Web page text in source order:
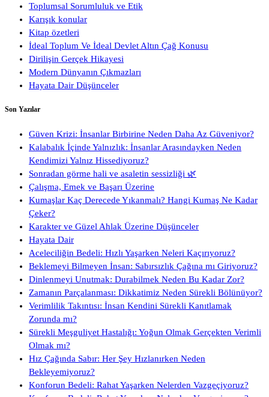
Toplumsal Sorumluluk ve Etik
Karışık konular
Kitap özetleri
İdeal Toplum Ve İdeal Devlet Altın Çağ Konusu
Dirilişin Gerçek Hikayesi
Modern Dünyanın Çıkmazları
Hayata Dair Düşünceler
Son Yazılar
Güven Krizi: İnsanlar Birbirine Neden Daha Az Güveniyor?
Kalabalık İçinde Yalnızlık: İnsanlar Arasındayken Neden
Kendimizi Yalnız Hissediyoruz?
Sonradan görme hali ve asaletin sessizliği 🌿
Çalışma, Emek ve Başarı Üzerine
Kumaşlar Kaç Derecede Yıkanmalı? Hangi Kumaş Ne Kadar
Çeker?
Karakter ve Güzel Ahlak Üzerine Düşünceler
Hayata Dair
Aceleciliğin Bedeli: Hızlı Yaşarken Neleri Kaçırıyoruz?
Beklemeyi Bilmeyen İnsan: Sabırsızlık Çağına mı Giriyoruz?
Dinlenmeyi Unutmak: Durabilmek Neden Bu Kadar Zor?
Zamanın Parçalanması: Dikkatimiz Neden Sürekli Bölünüyor?
Verimlilik Takıntısı: İnsan Kendini Sürekli Kanıtlamak
Zorunda mı?
Sürekli Meşguliyet Hastalığı: Yoğun Olmak Gerçekten Verimli
Olmak mı?
Hız Çağında Sabır: Her Şey Hızlanırken Neden
Bekleyemiyoruz?
Konforun Bedeli: Rahat Yaşarken Nelerden Vazgeçiyoruz?